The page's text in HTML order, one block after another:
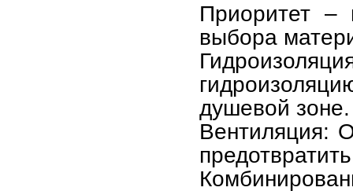
Приоритет –
выбора
душевой зоне.
Вентиляция: